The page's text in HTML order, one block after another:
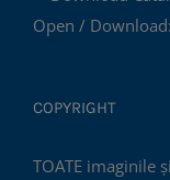
Open /
COPYRIGHT
TOATE imaginile